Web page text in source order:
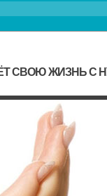
СВОЮ ЖИЗНЬ С